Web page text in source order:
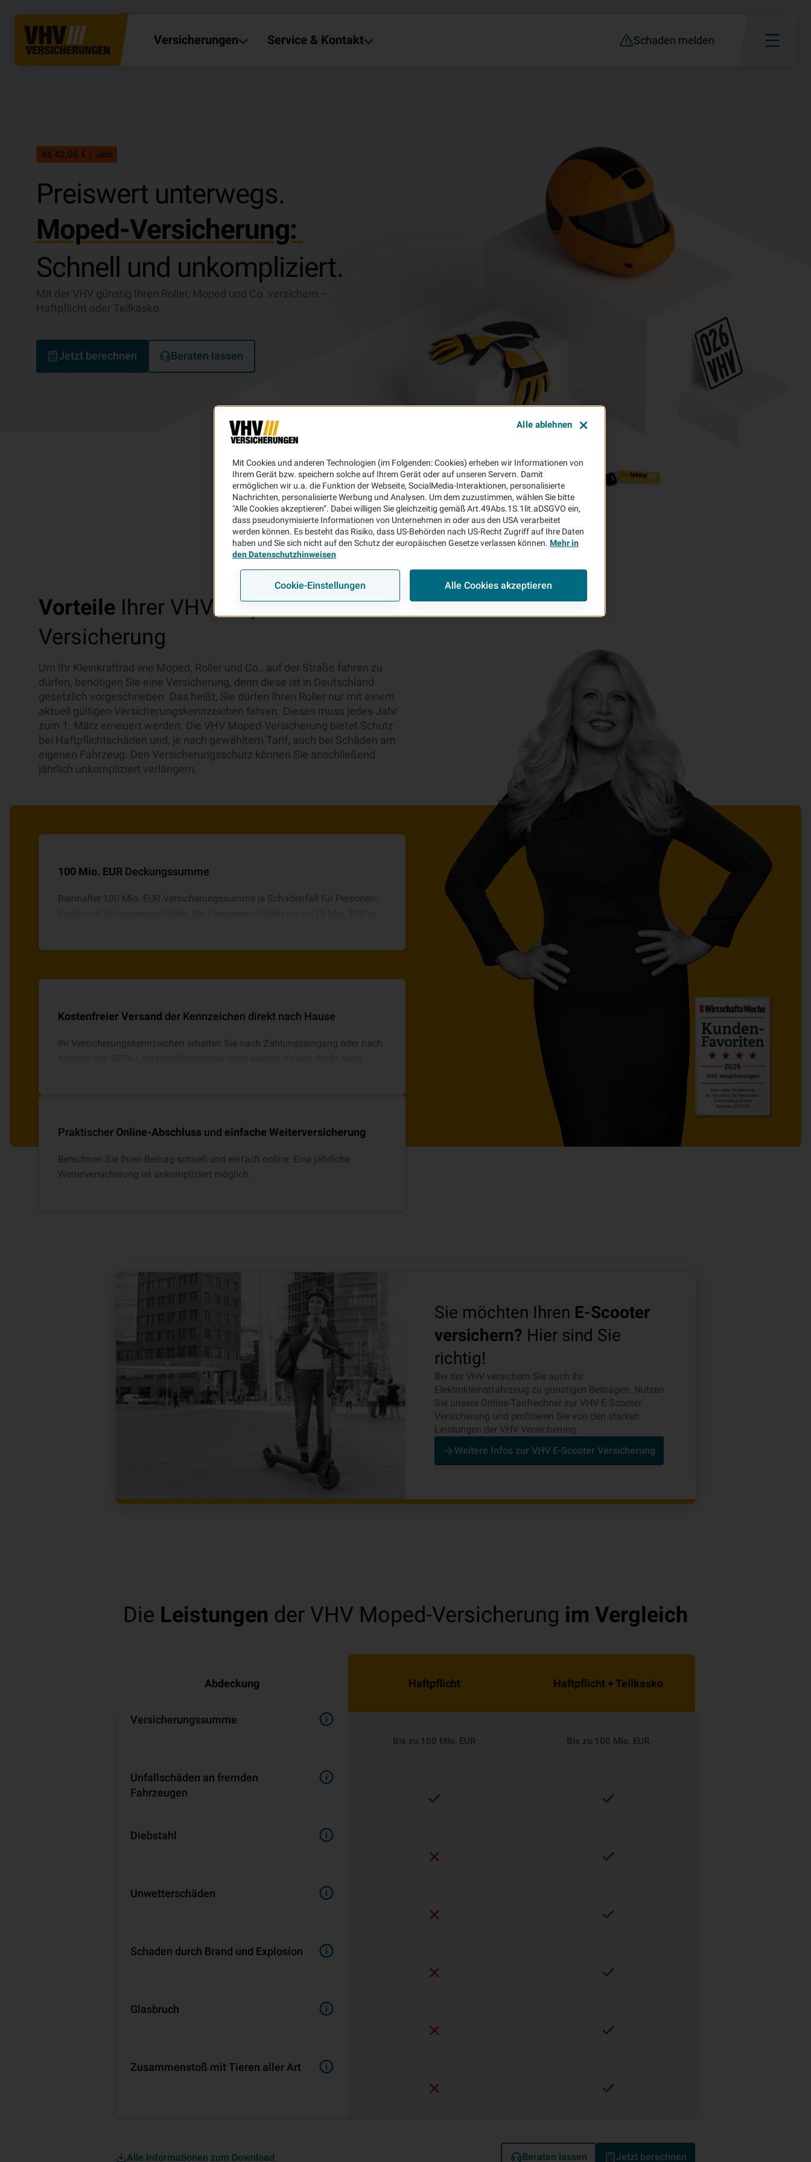
Versicherungen Service & Kontakt Schaden melden
Ab 42,00 € / Jahr
Preiswert unterwegs.
Moped-Versicherung:
Schnell und unkompliziert.
Mit der VHV günstig Ihren Roller, Moped und Co. versichern –
Haftpflicht oder Teilkasko.
Jetzt berechnen Beraten lassen
Vorteile Ihrer VHV Moped-
Versicherung
Um Ihr Kleinkraftrad wie Moped, Roller und Co., auf der Straße fahren zu
dürfen, benötigen Sie eine Versicherung, denn diese ist in Deutschland
gesetzlich vorgeschrieben. Das heißt, Sie dürfen Ihren Roller nur mit einem
aktuell gültigen Versicherungskennzeichen fahren. Dieses muss jedes Jahr
zum 1. März erneuert werden. Die VHV Moped-Versicherung bietet Schutz
bei Haftpflichtschäden und, je nach gewähltem Tarif, auch bei Schäden am
eigenen Fahrzeug. Den Versicherungsschutz können Sie anschließend
jährlich unkompliziert verlängern.
100 Mio. EUR Deckungssumme
Beinhaltet 100 Mio. EUR Versicherungssumme je Schadenfall für Personen-,
Kostenfreier Versand der Kennzeichen direkt nach Hause
Ihr Versicherungskennzeichen erhalten Sie nach Zahlungseingang oder nach
Praktischer Online-Abschluss und einfache Weiterversicherung
Berechnen Sie Ihren Beitrag schnell und einfach online. Eine jährliche
Weiterversicherung ist unkompliziert möglich.
Sie möchten Ihren E-Scooter
versichern? Hier sind Sie
richtig!
Bei der VHV versichern Sie auch Ihr
Elektrokleinstfahrzeug zu günstigen Beiträgen. Nutzen
Sie unsere Online-Tarifrechner zur VHV E-Scooter
Versicherung und profitieren Sie von den starken
Leistungen der VHV Versicherung.
Weitere Infos zur VHV E-Scooter Versicherung
Die Leistungen der VHV Moped-Versicherung im Vergleich
Abdeckung Haftpflicht Haftpflicht + Teilkasko
Versicherungssumme
Bis zu 100 Mio. EUR Bis zu 100 Mio. EUR
Unfallschäden an fremden
Fahrzeugen
Diebstahl
Unwetterschäden
Schaden durch Brand und Explosion
Glasbruch
Zusammenstoß mit Tieren aller Art
Alle Informationen zum Download Beraten lassen Jetzt berechnen
Mit Cookies und anderen Technologien (im Folgenden: Cookies) erheben wir Informationen von
Ihrem Gerät bzw. speichern solche auf Ihrem Gerät oder auf unseren Servern. Damit
ermöglichen wir u.a. die Funktion der Webseite, SocialMedia-Interaktionen, personalisierte
Nachrichten, personalisierte Werbung und Analysen. Um dem zuzustimmen, wählen Sie bitte
"Alle Cookies akzeptieren“. Dabei willigen Sie gleichzeitig gemäß Art.49Abs.1S.1lit.aDSGVO ein,
dass pseudonymisierte Informationen von Unternehmen in oder aus den USA verarbeitet
werden können. Es besteht das Risiko, dass US-Behörden nach US-Recht Zugriff auf Ihre Daten
haben und Sie sich nicht auf den Schutz der europäischen Gesetze verlassen können. Mehr in
den Datenschutzhinweisen
Cookie-Einstellungen Alle Cookies akzeptieren
Alle ablehnen